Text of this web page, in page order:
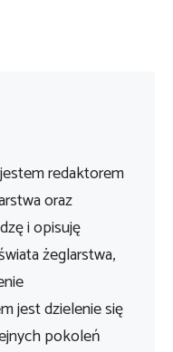
redaktorem
oraz
i opisuję
żeglarstwa,
jest dzielenie się
pokoleń